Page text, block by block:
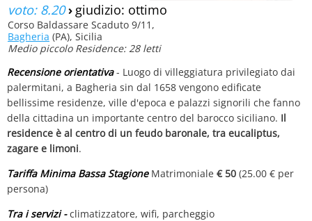
voto: 8.20› giudizio: ottimo
Corso Baldassare Scaduto 9/11,
Bagheria (PA), Sicilia
Medio piccolo Residence: 28 letti
Recensione orientativa- Luogo di villeggiatura privilegiato dai
palermitani, a Bagheria sin dal 1658 vengono edificate
bellissime residenze, ville d'epoca e palazzi signorili che fanno
della cittadina un importante centro del barocco siciliano. Il
residence è al centro di un feudo baronale, tra eucaliptus,
zagare e limoni.
Tariffa Minima Bassa StagioneMatrimoniale € 50 (25.00 € per
persona)
Tra i servizi -climatizzatore, wifi, parcheggio